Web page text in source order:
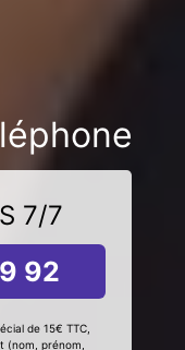
7/7
92
de 15€ TTC,
(nom, prénom,